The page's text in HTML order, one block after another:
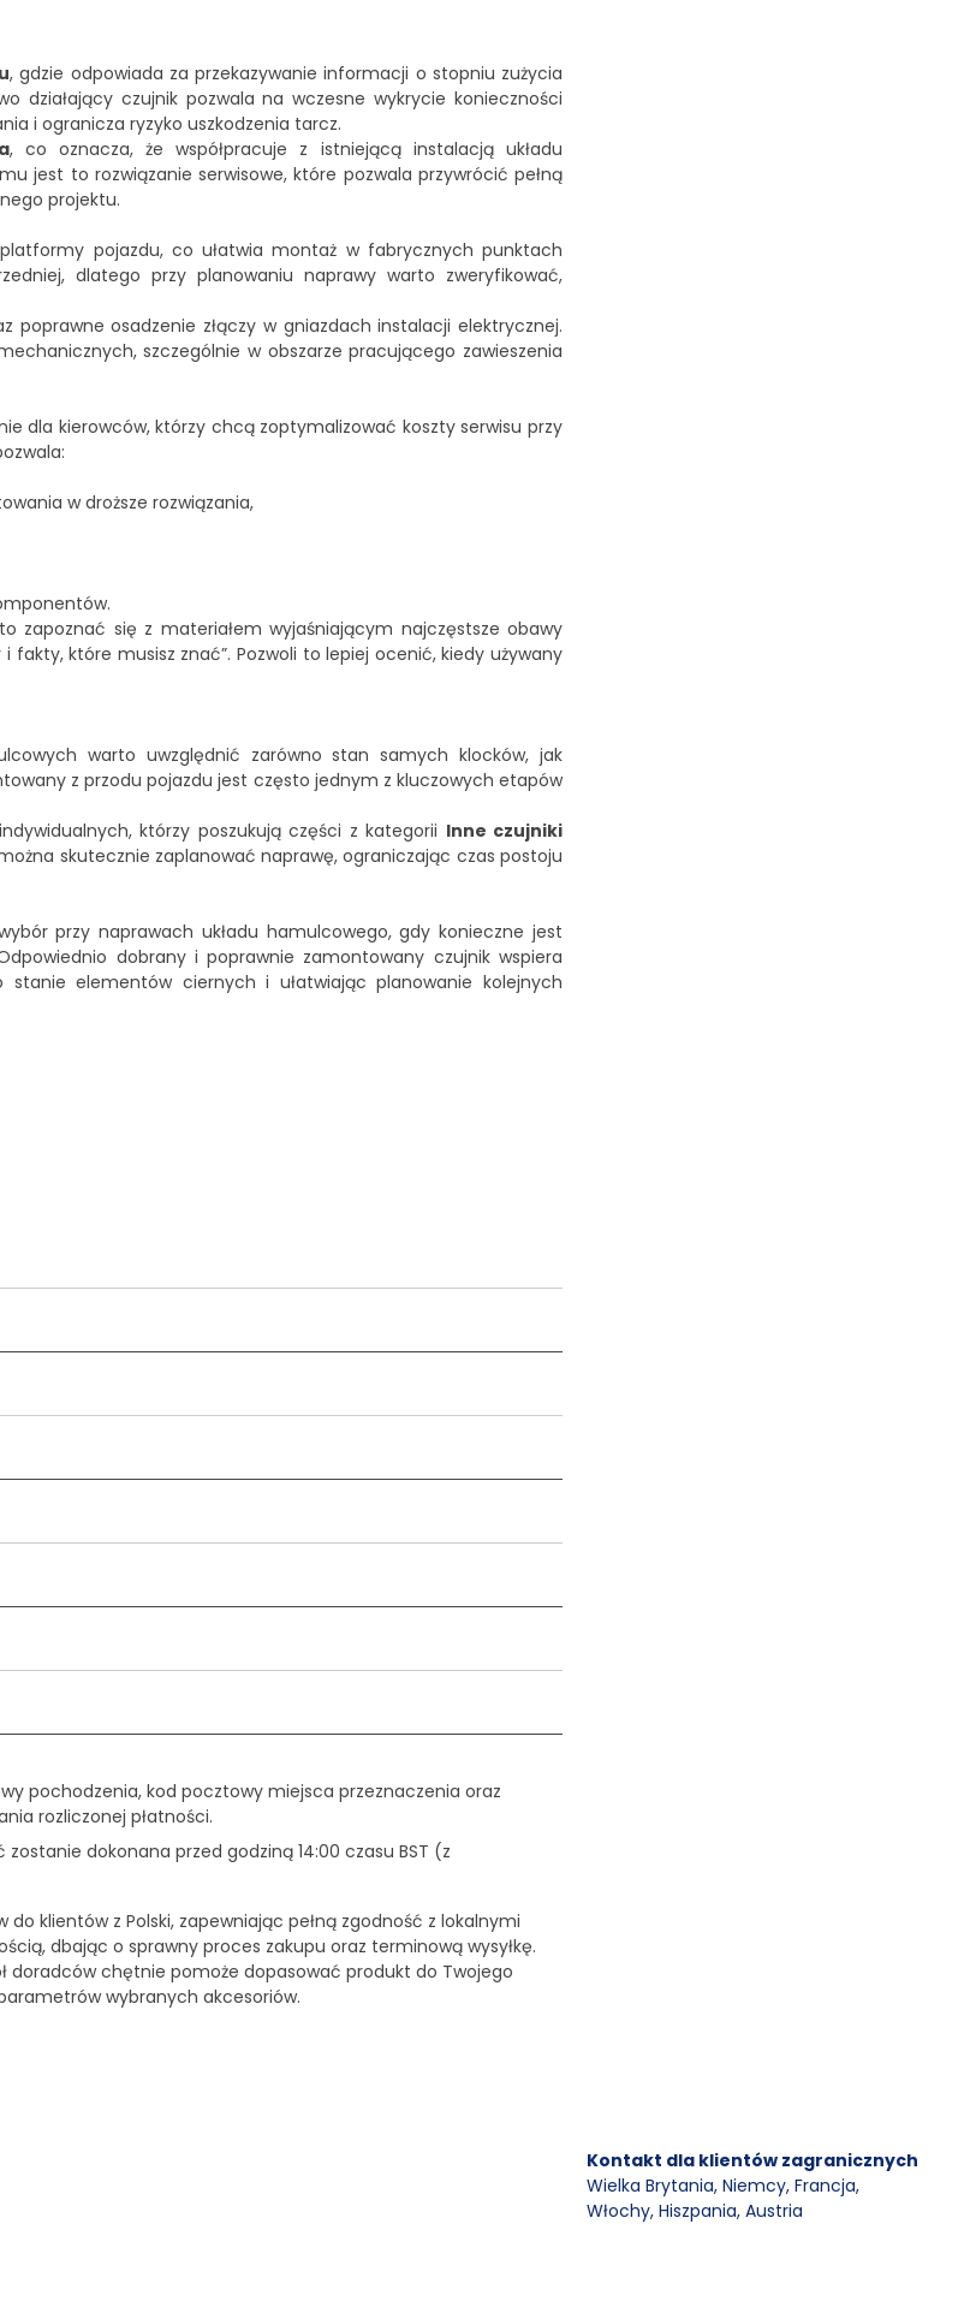
, gdzie odpowiada za przekazywanie informacji o stopniu zużycia
działający czujnik pozwala na wczesne wykrycie konieczności
i ogranicza ryzyko uszkodzenia tarcz.
, co oznacza, że współpracuje z istniejącą instalacją układu
jest to rozwiązanie serwisowe, które pozwala przywrócić pełną
projektu.
pojazdu, co ułatwia montaż w fabrycznych punktach
dlatego przy planowaniu naprawy warto zweryfikować,
poprawne osadzenie złączy w gniazdach instalacji elektrycznej.
szczególnie w obszarze pracującego zawieszenia
dla kierowców, którzy chcą zoptymalizować koszty serwisu przy
w droższe rozwiązania,
zapoznać się z materiałem wyjaśniającym najczęstsze obawy
fakty, które musisz znać”. Pozwoli to lepiej ocenić, kiedy używany
warto uwzględnić zarówno stan samych klocków, jak
z przodu pojazdu jest często jednym z kluczowych etapów
którzy poszukują części z kategorii Inne czujniki
skutecznie zaplanować naprawę, ograniczając czas postoju
przy naprawach układu hamulcowego, gdy konieczne jest
dobrany i poprawnie zamontowany czujnik wspiera
elementów ciernych i ułatwiając planowanie kolejnych
pochodzenia, kod pocztowy miejsca przeznaczenia oraz
rozliczonej płatności.
dokonana przed godziną 14:00 czasu BST (z
klientów z Polski, zapewniając pełną zgodność z lokalnymi
dbając o sprawny proces zakupu oraz terminową wysyłkę.
doradców chętnie pomoże dopasować produkt do Twojego
wybranych akcesoriów.
Kontakt dla klientów zagranicznych
Wielka Brytania, Niemcy, Francja,
Włochy, Hiszpania, Austria